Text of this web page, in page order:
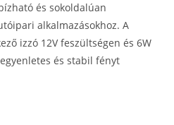
és sokoldalúan
alkalmazásokhoz. A
izzó 12V feszültségen és 6W
és stabil fényt